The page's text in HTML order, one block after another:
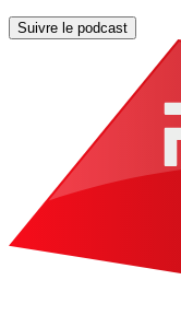
Suivre le podcast